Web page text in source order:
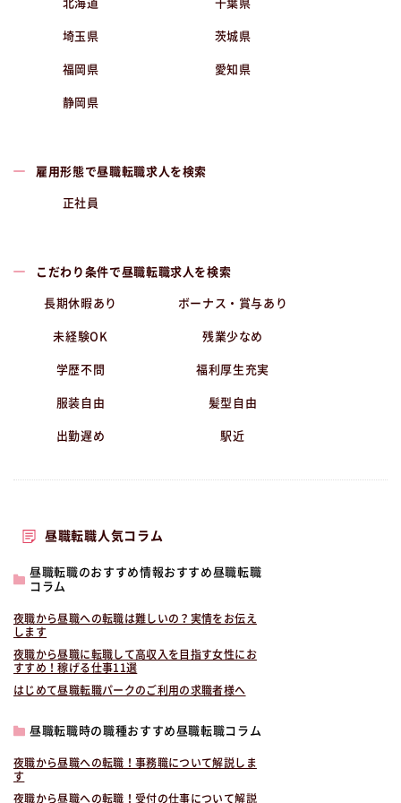
北海道 千葉県
埼玉県 茨城県
福岡県 愛知県
静岡県
雇用形態で昼職転職求人を検索
正社員
こだわり条件で昼職転職求人を検索
長期休暇あり ボーナス・賞与あり
未経験OK 残業少なめ
学歴不問 福利厚生充実
服装自由 髪型自由
出勤遅め 駅近
昼職転職人気コラム
昼職転職のおすすめ情報おすすめ昼職転職
コラム
夜職から昼職への転職は難しいの？実情をお伝え
します
夜職から昼職に転職して高収入を目指す女性にお
すすめ！稼げる仕事11選
はじめて昼職転職パークのご利用の求職者様へ
昼職転職時の職種おすすめ昼職転職コラム
夜職から昼職への転職！事務職について解説しま
す
夜職から昼職への転職！受付の仕事について解説